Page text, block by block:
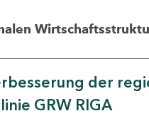
der
GRW RIGA